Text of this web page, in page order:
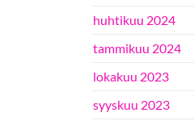
huhtikuu 2024
tammikuu 2024
lokakuu 2023
syyskuu 2023